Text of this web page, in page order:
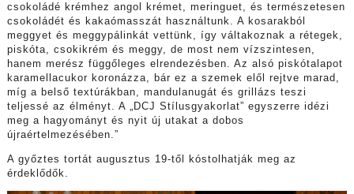
csokoládé krémhez angol krémet, meringuet, és természetesen
csokoládét és kakaómasszát használtunk. A kosarakból
meggyet és meggypálinkát vettünk, így váltakoznak a rétegek,
piskóta, csokikrém és meggy, de most nem vízszintesen,
hanem merész függőleges elrendezésben. Az alsó piskótalapot
karamellacukor koronázza, bár ez a szemek elől rejtve marad,
míg a belső textúrákban, mandulanugát és grillázs teszi
teljessé az élményt. A „DCJ Stílusgyakorlat” egyszerre idézi
meg a hagyományt és nyit új utakat a dobos
újraértelmezésében.”
A győztes tortát augusztus 19-től kóstolhatják meg az
érdeklődők.